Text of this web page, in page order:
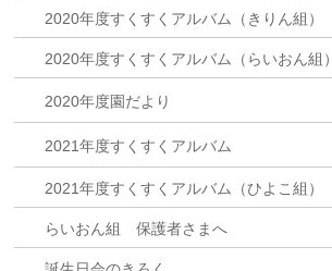
2020年度すくすくアルバム（きりん組）
2020年度すくすくアルバム（らいおん組）
2020年度園だより
2021年度すくすくアルバム
2021年度すくすくアルバム（ひよこ組）
らいおん組 保護者さまへ